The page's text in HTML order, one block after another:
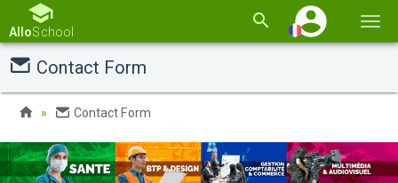
la
AlloSchool
Contact Form
Contact Form